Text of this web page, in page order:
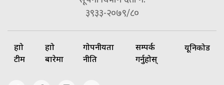
३९३३-२०७९/८०
हाम्रो
टीम
हाम्रो
बारेमा
गोपनीयता
नीति
सम्पर्क
गर्नुहोस्
यूनिकोड